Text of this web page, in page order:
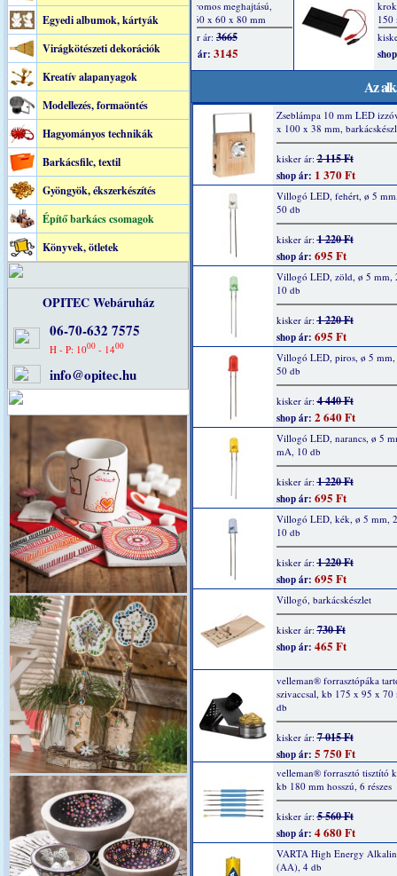
Egyedi albumok, kártyák
Virágkötészeti dekorációk
Kreatív alapanyagok
Modellezés, formaöntés
Hagyományos technikák
Barkácsfilc, textil
Gyöngyök, ékszerkészítés
Építő barkács csomagok
Könyvek, ötletek
OPITEC Webáruház
06-70-632 7575
H - P: 1000 - 1400
info@opitec.hu
Az
Zseblámpa 10 mm LED
x 100 x 38 mm,
kisker ár:2 115 Ft
shop ár: 1 370 Ft
Villogó LED, fehért, ø 5
50 db
kisker ár:1 220 Ft
shop ár: 695 Ft
Villogó LED, zöld, ø 5 mm,
10 db
kisker ár:1 220 Ft
shop ár: 695 Ft
Villogó LED, piros, ø 5
50 db
kisker ár:4 440 Ft
shop ár: 2 640 Ft
Villogó LED, narancs, ø 5
mA, 10 db
kisker ár:1 220 Ft
shop ár: 695 Ft
Villogó LED, kék, ø 5 mm,
10 db
kisker ár:1 220 Ft
shop ár: 695 Ft
Villogó, barkácskészlet
kisker ár:730 Ft
shop ár: 465 Ft
velleman® forrasztópáka
szivaccsal, kb 175 x 95 x 70
db
kisker ár:7 015 Ft
shop ár: 5 750 Ft
velleman® forrasztó tisztító
kb 180 mm hosszú, 6 részes
kisker ár:5 560 Ft
shop ár: 4 680 Ft
VARTA High Energy
(AA), 4 db